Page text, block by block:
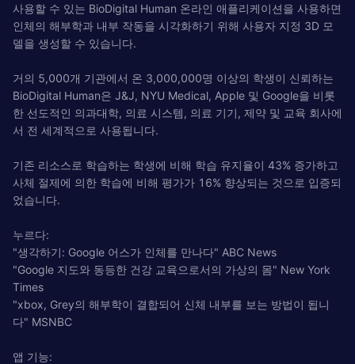
사용할 수 있는 BioDigital Human 온라인 애플리케이션을 사용하면
인체의 해부학과 내부 작동을 시각화하기 위해 사용자 지정 3D 모
델을 생성할 수 있습니다.
거의 5,000개 기관에서 온 3,000,000명 이상의 학생이 신뢰하는
BioDigital Human은 J&J, NYU Medical, Apple 및 Google을 비롯
한 선도적인 의과대학, 의료 시스템, 의료 기기, 제약 및 교육 회사에
서 전 세계적으로 사용됩니다.
기존 리소스로 학습하는 학생에 비해 학습 유지율이 43% 증가하고
사체 절제에 의한 학습에 비해 평가가 16% 향상되는 것으로 입증되
었습니다.
누르다:
"생각하기: Google 어스가 인체를 만나다" ABC News
"Google 지도와 동등한 건강 교육으로서의 가상의 몸" New York
Times
"xbox, Grey의 해부학이 결합되어 신체 내부를 보는 방법이 됩니
다" MSNBC
앱 기능: